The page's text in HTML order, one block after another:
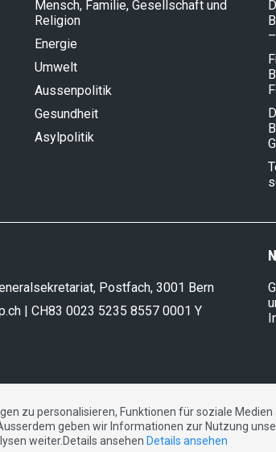
Mensch, Familie, Gesellschaft und
Religion
Energie
Umwelt
Aussenpolitik
Gesundheit
Asylpolitik
Postfach, 3001 Bern
| CH83 0023 5235 8557 0001 Y
Kontakt
zu personalisieren, Funktionen für soziale
geben wir Informationen zur Nutzung
weiter.Details ansehen Details ansehen